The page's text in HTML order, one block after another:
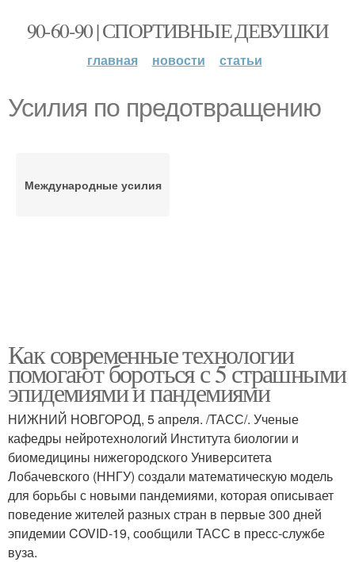
90-60-90 | СПОРТИВНЫЕ ДЕВУШКИ
главная новости статьи
Усилия по предотвращению
Международные усилия
Как современные технологии
помогают бороться с 5 страшными
эпидемиями и пандемиями
НИЖНИЙ НОВГОРОД, 5 апреля. /ТАСС/. Ученые
кафедры нейротехнологий Института биологии и
биомедицины нижегородского Университета
Лобачевского (ННГУ) создали математическую модель
для борьбы с новыми пандемиями, которая описывает
поведение жителей разных стран в первые 300 дней
эпидемии COVID-19, сообщили ТАСС в пресс-службе
вуза.